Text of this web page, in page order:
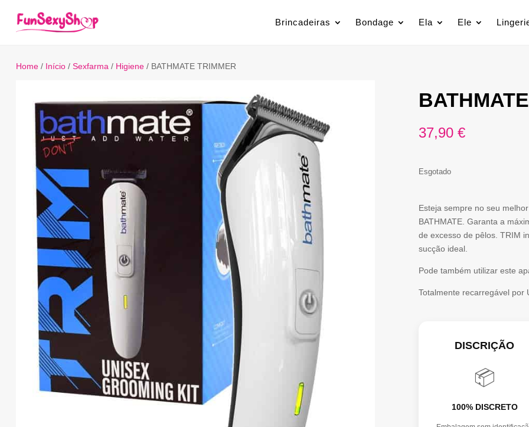
Brincadeiras Bondage Ela Ele
Home/ Início/ Sexfarma / Higiene/ BATHMATE TRIMMER
37,90 €
Esgotado
Esteja sempre no seu
BATHMATE. Garanta a
de excesso de pêlos. TRIM
sucção ideal.
Pode também utilizar este
Totalmente recarregável por
DISCRIÇÃO
📦
100% DISCRETO